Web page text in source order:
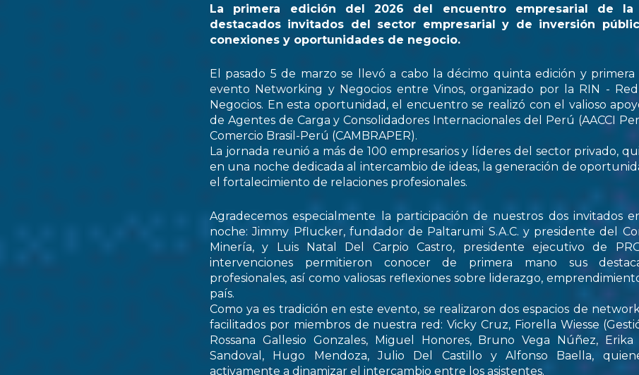
La primera edición del 2026 del encuentro empresarial de la
destacados invitados del sector empresarial y de inversión
conexiones y oportunidades de negocio.
El pasado 5 de marzo se llevó a cabo la décimo quinta edición y primera
evento Networking y Negocios entre Vinos, organizado por la RIN -
Negocios. En esta oportunidad, el encuentro se realizó con el valioso
de Agentes de Carga y Consolidadores Internacionales del Perú (AACCI
Comercio Brasil-Perú (CAMBRAPER).
La jornada reunió a más de 100 empresarios y líderes del sector privado,
en una noche dedicada al intercambio de ideas, la generación de
el fortalecimiento de relaciones profesionales.
Agradecemos especialmente la participación de nuestros dos invitados
noche: Jimmy Pflucker, fundador de Paltarumi S.A.C. y presidente del
Minería, y Luis Natal Del Carpio Castro, presidente ejecutivo de
intervenciones permitieron conocer de primera mano sus
profesionales, así como valiosas reflexiones sobre liderazgo,
país.
Como ya es tradición en este evento, se realizaron dos espacios de
facilitados por miembros de nuestra red: Vicky Cruz, Fiorella Wiesse
Rossana Gallesio Gonzales, Miguel Honores, Bruno Vega Núñez, Erika
Sandoval, Hugo Mendoza, Julio Del Castillo y Alfonso Baella,
activamente a dinamizar el intercambio entre los asistentes.